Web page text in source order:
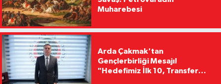
Muharebesi
Arda Çakmak'tan
Gençlerbirliği Mesajı!
"Hedefimiz İlk 10, Transfer